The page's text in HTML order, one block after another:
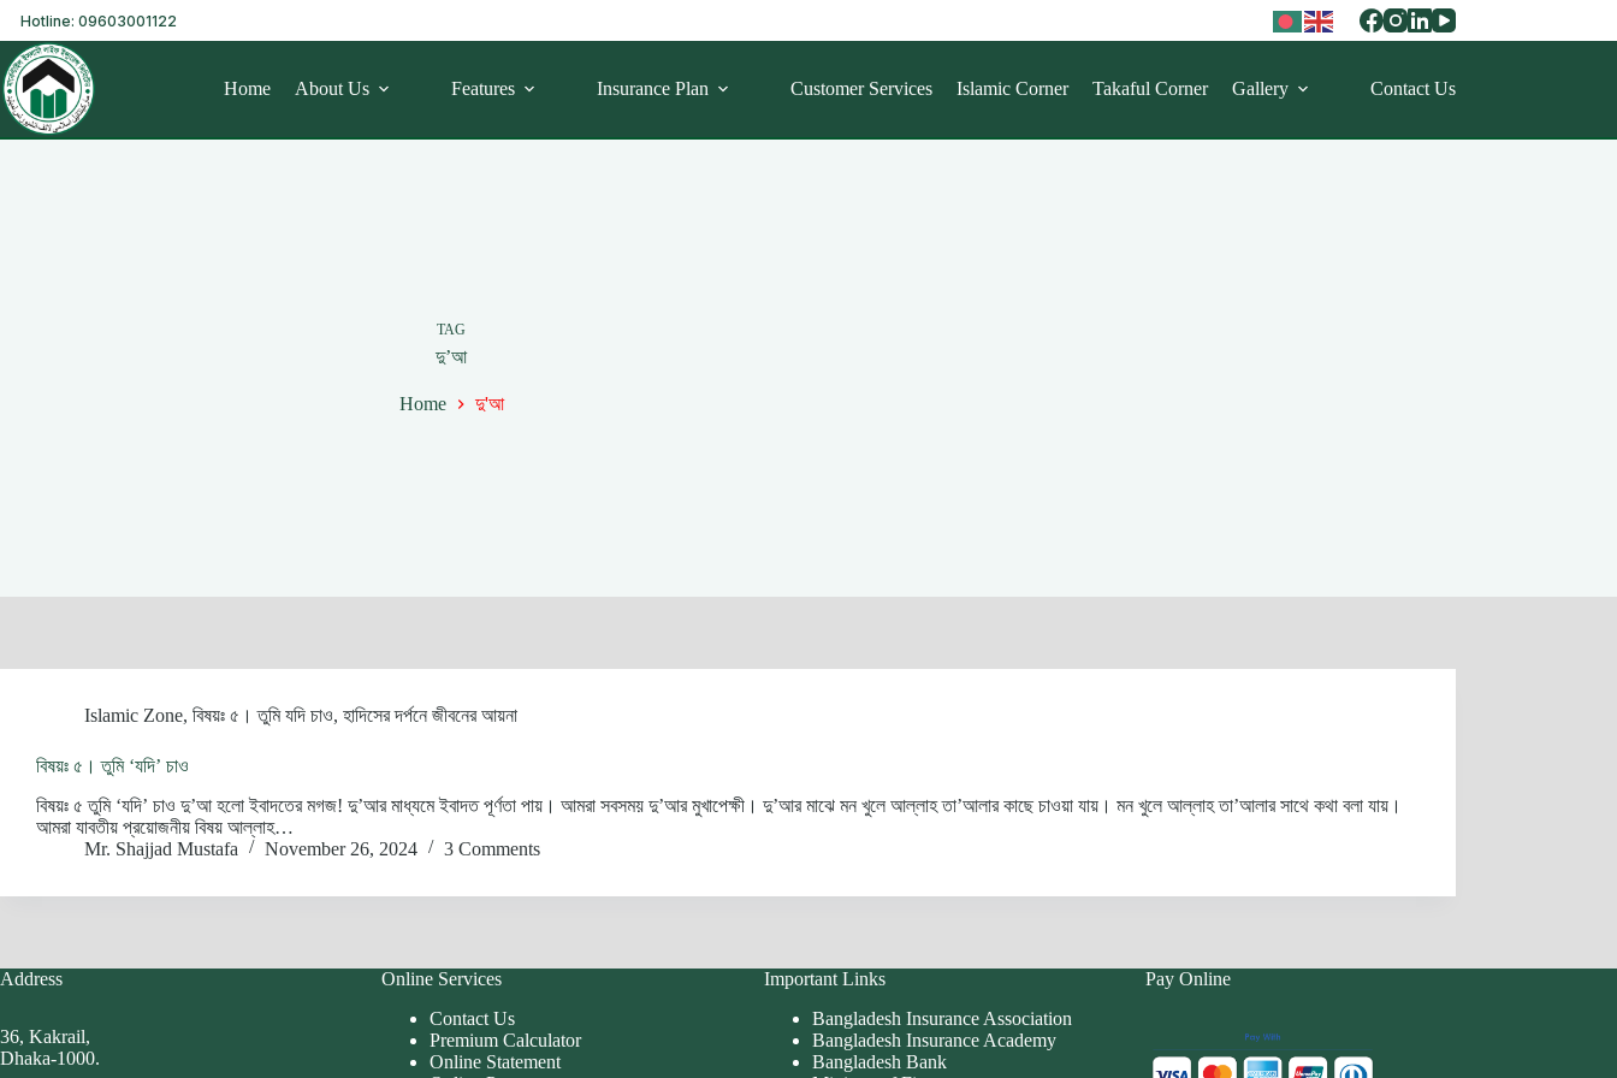
Hotline: 09603001122
Home About Us Features Insurance Plan Customer Services Islamic Corner Takaful Corner Gallery Contact Us
TAG
দু’আ
Home দু'আ
Islamic Zone, বিষয়ঃ ৫। তুমি যদি চাও, হাদিসের দর্পনে জীবনের আয়না
বিষয়ঃ ৫। তুমি ‘যদি’ চাও
বিষয়ঃ ৫ তুমি ‘যদি’ চাও দু’আ হলো ইবাদতের মগজ! দু’আর মাধ্যমে ইবাদত পূর্ণতা পায়। আমরা সবসময় দু’আর মুখাপেক্ষী। দু’আর মাঝে মন খুলে আল্লাহ তা’আলার কাছে চাওয়া যায়। মন খুলে আল্লাহ তা’আলার সাথে কথা বলা যায়।
আমরা যাবতীয় প্রয়োজনীয় বিষয় আল্লাহ…
Mr. Shajjad Mustafa
November 26, 2024 3 Comments
Address
36, Kakrail,
Dhaka-1000.
Online Services
Contact Us
Premium Calculator
Online Statement
Important Links
Bangladesh Insurance Association
Bangladesh Insurance Academy
Bangladesh Bank
Pay Online